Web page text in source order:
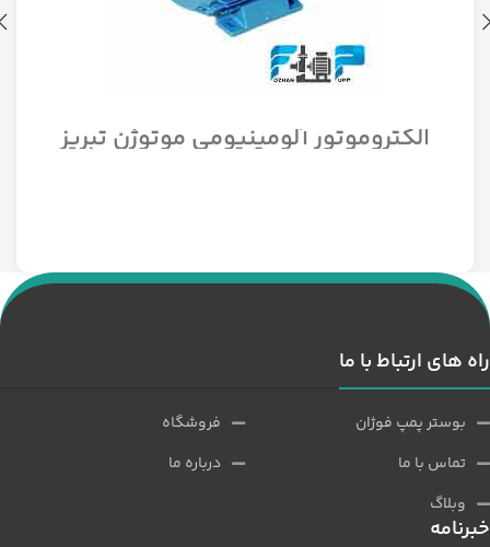
الکتروموتور آلومینیومی موتوژن تبریز
سه فاز مدل 1/12 اسب 1500 دور
راه های ارتباط با ما
بوستر پمپ فوژان
تماس با ما
وبلاگ
فروشگاه
درباره ما
خبرنامه